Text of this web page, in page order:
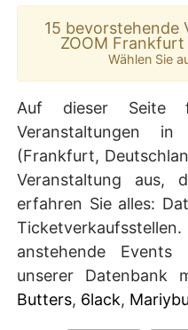
15 bevorstehende
ZOOM
Wählen Sie
Auf dieser Seite
Veranstaltungen
(Frankfurt,
Veranstaltung aus,
erfahren Sie alles:
anstehende
unserer Datenbank
Butters, 6lack, Mariybu